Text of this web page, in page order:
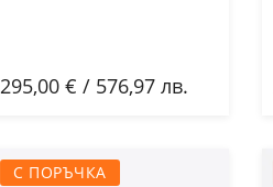
295,00 € / 576,97 лв.
Добави
С ПОРЪЧКА